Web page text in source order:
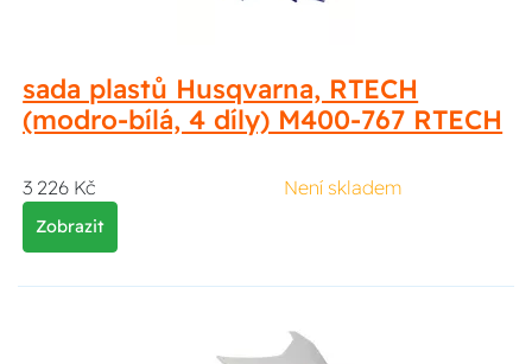
sada plastů Husqvarna, RTECH
(modro-bílá, 4 díly) M400-767 RTECH
3 226 Kč Není skladem
Zobrazit